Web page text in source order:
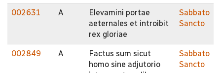
002631 A
Elevamini portae
aeternales et introibit
rex gloriae
Sabbato
Sancto
002849 A
Factus sum sicut
homo sine adjutorio
Sabbato
Sancto